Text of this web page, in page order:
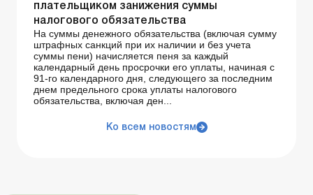
плательщиком занижения суммы
налогового обязательства
На суммы денежного обязательства (включая сумму
штрафных санкций при их наличии и без учета
суммы пени) начисляется пеня за каждый
календарный день просрочки его уплаты, начиная с
91-го календарного дня, следующего за последним
днем предельного срока уплаты налогового
обязательства, включая ден...
Ко всем новостям